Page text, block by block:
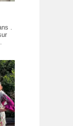
.